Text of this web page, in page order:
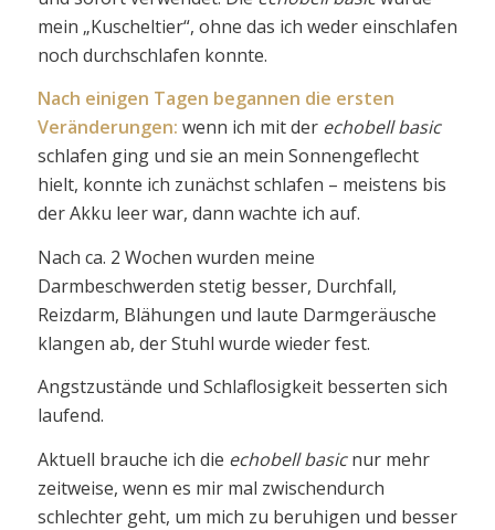
mein „Kuscheltier“, ohne das ich weder einschlafen
noch durchschlafen konnte.
Nach einigen Tagen begannen die ersten
Veränderungen: wenn ich mit der echobell basic
schlafen ging und sie an mein Sonnengeflecht
hielt, konnte ich zunächst schlafen – meistens bis
der Akku leer war, dann wachte ich auf.
Nach ca. 2 Wochen wurden meine
Darmbeschwerden stetig besser, Durchfall,
Reizdarm, Blähungen und laute Darmgeräusche
klangen ab, der Stuhl wurde wieder fest.
Angstzustände und Schlaflosigkeit besserten sich
laufend.
Aktuell brauche ich die echobell basicnur mehr
zeitweise, wenn es mir mal zwischendurch
schlechter geht, um mich zu beruhigen und besser